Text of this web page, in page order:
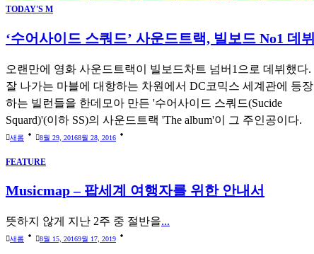
TODAY'S M
‘수어사이드 스쿼드’ 사운드트랙, 빌보드 No1 데뷔
오랜만에 영화 사운드트랙이 빌보드차트 넘버1으로 데뷔했다.
잘 나가는 마블에 대항하는 차원에서 DC코믹스 세계관에 등장
하는 빌런들을 한데모아 만든 '수어사이드 스쿼드(Sucide
Squard)'(이하 SS)의 사운드트랙 'The album'이 그 주인공이다.
새롬 8월 29, 20168월 28, 2016
FEATURE
Musicmap – 팝세계 여행자를 위한 안내서
뜻하지 않게 지난 2주 중 절반을...
새롬 8월 15, 20169월 17, 2019